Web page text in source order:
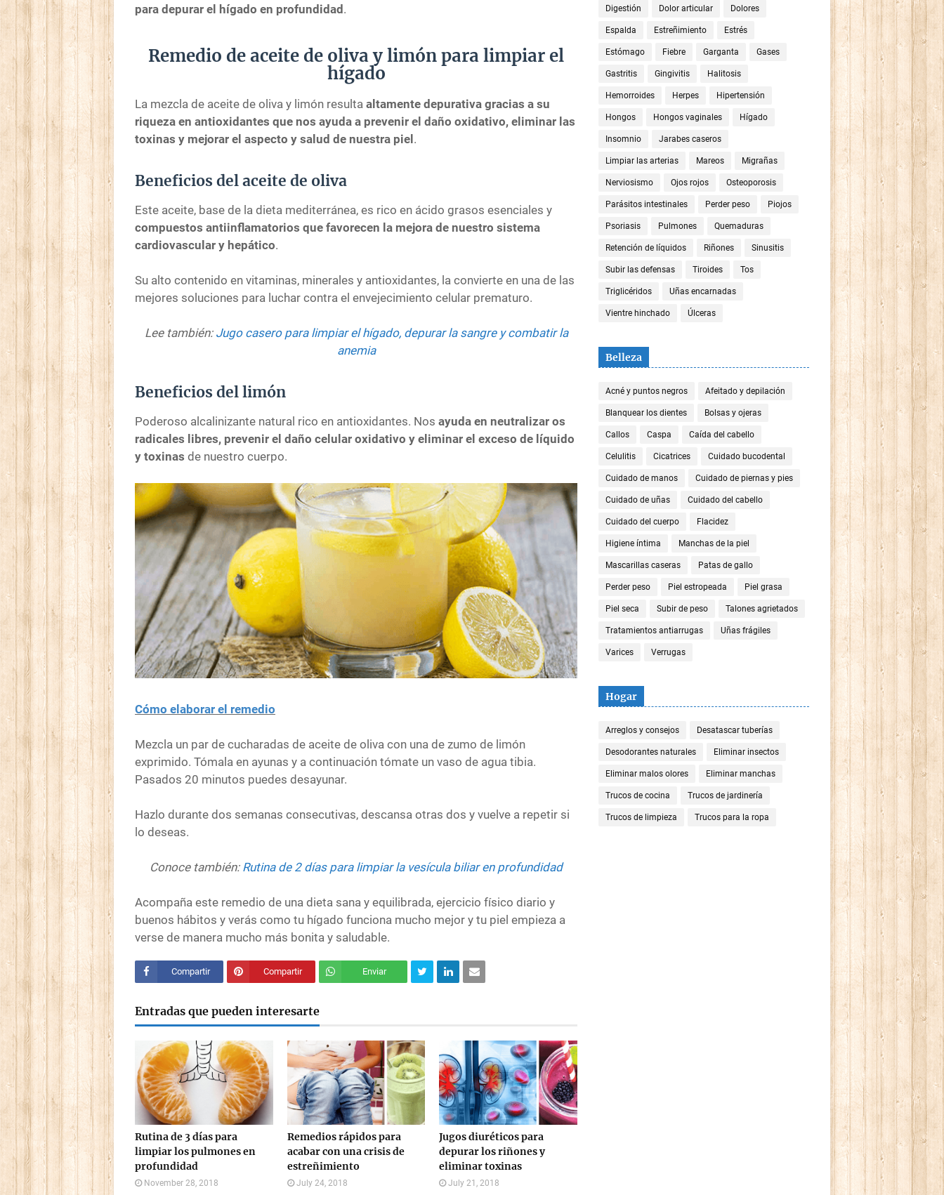
para depurar el hígado en profundidad .
Remedio de aceite de oliva y limón para limpiar el
hígado
La mezcla de aceite de oliva y limón resulta altamente depurativa gracias a su
riqueza en antioxidantes que nos ayuda a prevenir el daño oxidativo, eliminar las
toxinas y mejorar el aspecto y salud de nuestra piel .
Beneficios del aceite de oliva
Este aceite, base de la dieta mediterránea, es rico en ácido grasos esenciales y
compuestos antiinflamatorios que favorecen la mejora de nuestro sistema
cardiovascular y hepático.
Su alto contenido en vitaminas, minerales y antioxidantes, la convierte en una de las
mejores soluciones para luchar contra el envejecimiento celular prematuro.
Lee también: Jugo casero para limpiar el hígado, depurar la sangre y combatir la
anemia
Beneficios del limón
Poderoso alcalinizante natural rico en antioxidantes. Nos ayuda en neutralizar os
radicales libres, prevenir el daño celular oxidativo y eliminar el exceso de líquido
y toxinas de nuestro cuerpo.
Cómo elaborar el remedio
Mezcla un par de cucharadas de aceite de oliva con una de zumo de limón
exprimido. Tómala en ayunas y a continuación tómate un vaso de agua tibia.
Pasados 20 minutos puedes desayunar.
Hazlo durante dos semanas consecutivas, descansa otras dos y vuelve a repetir si
lo deseas.
Conoce también: Rutina de 2 días para limpiar la vesícula biliar en profundidad
Acompaña este remedio de una dieta sana y equilibrada, ejercicio físico diario y
buenos hábitos y verás como tu hígado funciona mucho mejor y tu piel empieza a
verse de manera mucho más bonita y saludable.
Compartir Compartir Enviar
Entradas que pueden interesarte
Rutina de 3 días para
limpiar los pulmones en
profundidad
November 28, 2018
Remedios rápidos para
acabar con una crisis de
estreñimiento
July 24, 2018
Jugos diuréticos para
depurar los riñones y
eliminar toxinas
July 21, 2018
Digestión Dolor articular Dolores
Espalda Estreñimiento Estrés
Estómago Fiebre Garganta Gases
Gastritis Gingivitis Halitosis
Hemorroides Herpes Hipertensión
Hongos Hongos vaginales Hígado
Insomnio Jarabes caseros
Limpiar las arterias Mareos Migrañas
Nerviosismo Ojos rojos Osteoporosis
Parásitos intestinales Perder peso Piojos
Psoriasis Pulmones Quemaduras
Retención de líquidos Riñones Sinusitis
Subir las defensas Tiroides Tos
Triglicéridos Uñas encarnadas
Vientre hinchado Úlceras
Belleza
Acné y puntos negros Afeitado y depilación
Blanquear los dientes Bolsas y ojeras
Callos Caspa Caída del cabello
Celulitis Cicatrices Cuidado bucodental
Cuidado de manos Cuidado de piernas y pies
Cuidado de uñas Cuidado del cabello
Cuidado del cuerpo Flacidez
Higiene íntima Manchas de la piel
Mascarillas caseras Patas de gallo
Perder peso Piel estropeada Piel grasa
Piel seca Subir de peso Talones agrietados
Tratamientos antiarrugas Uñas frágiles
Varices Verrugas
Hogar
Arreglos y consejos Desatascar tuberías
Desodorantes naturales Eliminar insectos
Eliminar malos olores Eliminar manchas
Trucos de cocina Trucos de jardinería
Trucos de limpieza Trucos para la ropa